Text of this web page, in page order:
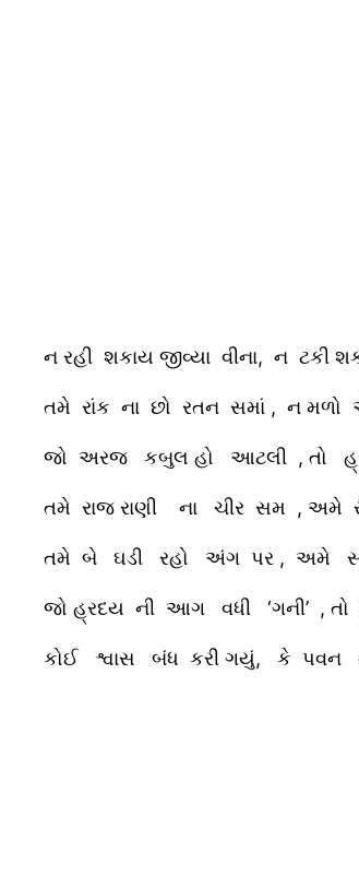
ન રહી શકાય જીવ્યા વીના, ન ટકી
તમે રાંક ના છો રતન સમાં , ન
જો અરજ કબુલ હો આટલી , તો
તમે રાજ રાણી ના ચીર સમ , અમે
તમે બે ઘડી રહો અંગ પર , અમે
જો હ્રદય ની આગ વધી ‘ગની’ ,
કોઈ શ્વાસ બંધ કરી ગયું, કે પવન